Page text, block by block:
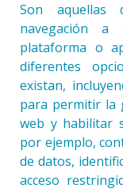
Son
navegación
plataforma o
diferentes
existan,
para permitir la
web y habilitar
por ejemplo,
de datos,
acceso